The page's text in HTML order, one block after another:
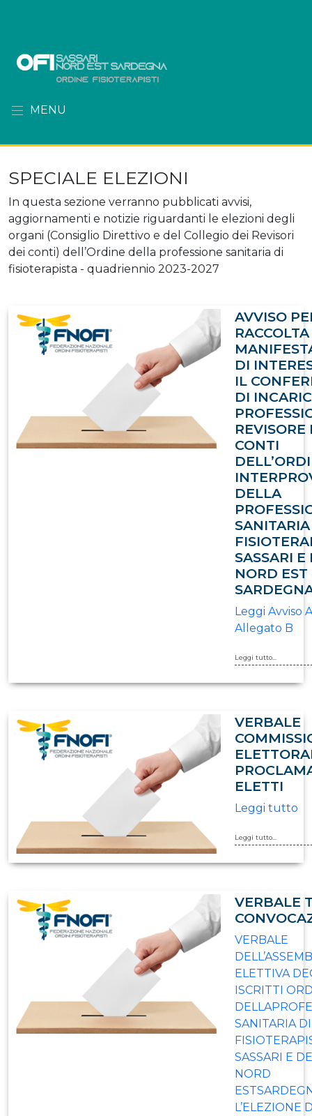
MENU
SPECIALE ELEZIONI
In questa sezione verranno pubblicati avvisi,
aggiornamenti e notizie riguardanti le elezioni degli
organi (Consiglio Direttivo e del Collegio dei Revisori
dei conti) dell’Ordine della professione sanitaria di
fisioterapista - quadriennio 2023-2027
AVVISO
DI
IL
DI
REVISORE
CONTI
DELLA
SASSARI E
NORD EST
Leggi Avviso
Allegato B
Leggi tutto...
VERBALE
ELETTI
Leggi tutto
Leggi tutto...
VERBALE
VERBALE
ELETTIVA
ISCRITTI
SANITARIA DI
SASSARI E
NORD
L’ELEZIONE